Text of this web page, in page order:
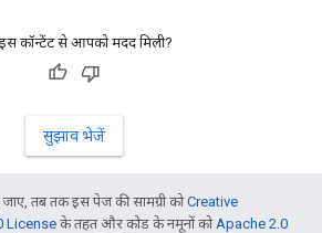
कॉन्टेंट से आपको मदद मिली?
सुझाव भेजें
तब तक इस पेज की सामग्री कोCreative
License के तहत और कोड के नमूनों कोApache 2.0